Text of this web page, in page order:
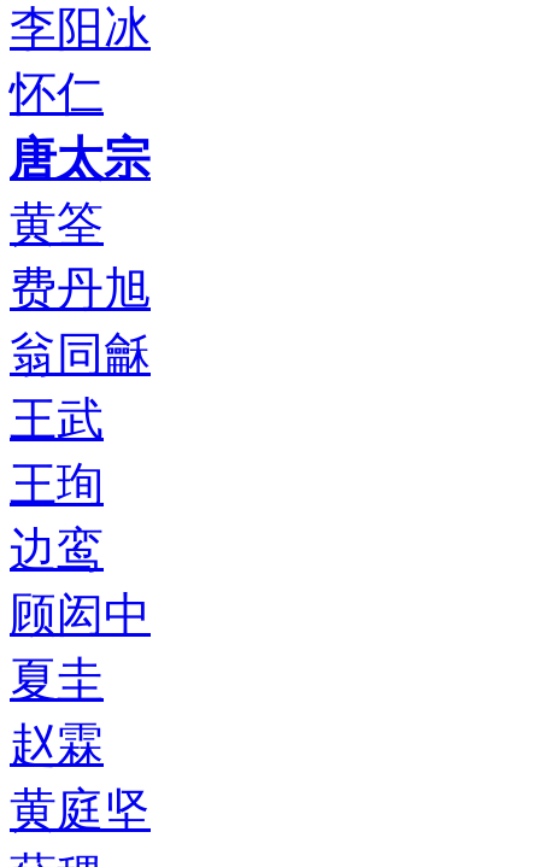
李阳冰
怀仁
唐太宗
黄筌
费丹旭
翁同龢
王武
王珣
边鸾
顾闳中
夏圭
赵霖
黄庭坚